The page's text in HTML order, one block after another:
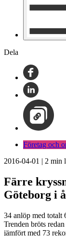
Dela
Företag och
2016-04-01 | 2 min
Färre
Göteborg i
34 anlöp med totalt
Trenden bröts
jämfört med 73